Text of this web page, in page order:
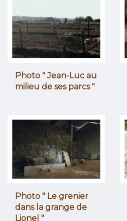
Photo " Jean-Luc au
milieu de ses parcs "
Photo " Le grenier
dans la grange de
Lionel "